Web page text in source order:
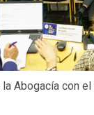
Abogacía con el